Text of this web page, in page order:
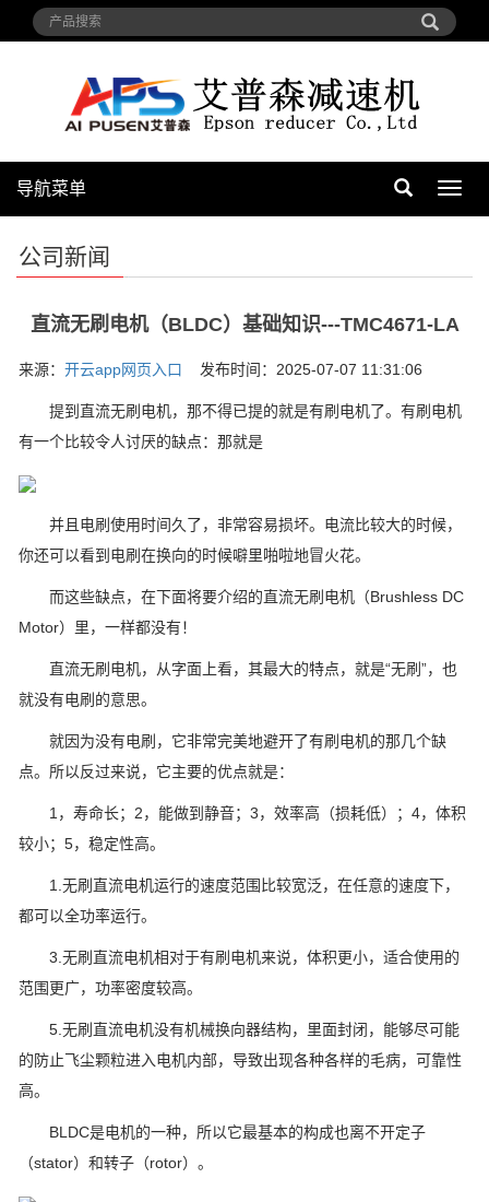
导
导航菜单
公司新闻
直流无刷电机（BLDC）基础知识---TMC4671-LA
来源： 开云app网页入口 发布时间：2025-07-07 11:31:06
提到直流无刷电机，那不得已提的就是有刷电机了。有刷电机
有一个比较令人讨厌的缺点：那就是
并且电刷使用时间久了，非常容易损坏。电流比较大的时候，
你还可以看到电刷在换向的时候噼里啪啦地冒火花。
而这些缺点，在下面将要介绍的直流无刷电机（Brushless DC
Motor）里，一样都没有！
直流无刷电机，从字面上看，其最大的特点，就是“无刷”，也
就没有电刷的意思。
就因为没有电刷，它非常完美地避开了有刷电机的那几个缺
点。所以反过来说，它主要的优点就是：
1，寿命长；2，能做到静音；3，效率高（损耗低）；4，体积
较小；5，稳定性高。
1.无刷直流电机运行的速度范围比较宽泛，在任意的速度下，
都可以全功率运行。
3.无刷直流电机相对于有刷电机来说，体积更小，适合使用的
范围更广，功率密度较高。
5.无刷直流电机没有机械换向器结构，里面封闭，能够尽可能
的防止飞尘颗粒进入电机内部，导致出现各种各样的毛病，可靠性
高。
BLDC是电机的一种，所以它最基本的构成也离不开定子
（stator）和转子（rotor）。